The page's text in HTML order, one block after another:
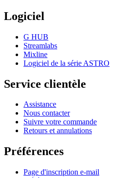
Logiciel
G HUB
Streamlabs
Mixline
Logiciel de la série ASTRO
Service clientèle
Assistance
Nous contacter
Suivre votre commande
Retours et annulations
Préférences
Page d'inscription e-mail